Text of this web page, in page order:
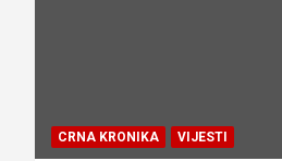
CRNA KRONIKA VIJESTI